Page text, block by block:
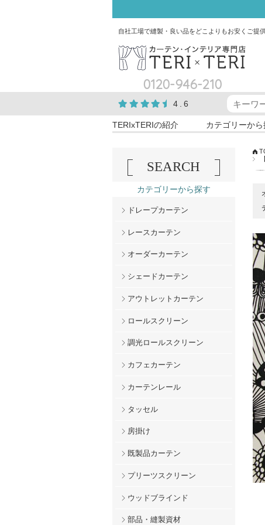
自社工場で縫製・良い品をどこよりもお安くご
0120-946-210
4.6
TERIxTERIの紹介 カテゴリーから
SEARCH
カテゴリーから探す
ドレープカーテン
レースカーテン
オーダーカーテン
シェードカーテン
アウトレットカーテン
ロールスクリーン
調光ロールスクリーン
カフェカーテン
カーテンレール
タッセル
房掛け
既製品カーテン
プリーツスクリーン
ウッドブラインド
部品・縫製資材